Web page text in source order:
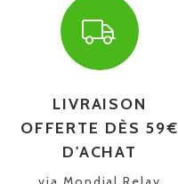
LIVRAISON
OFFERTE DÈS 59€
D'ACHAT